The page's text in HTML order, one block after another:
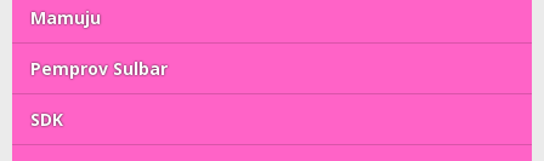
Mamuju
Pemprov Sulbar
SDK